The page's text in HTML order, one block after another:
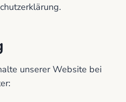
unserer Website bei